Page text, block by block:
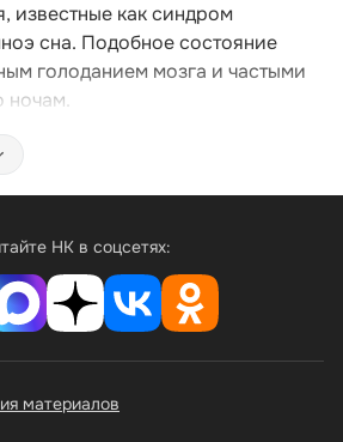
известные как синдром
сна. Подобное состояние
голоданием мозга и частыми
ночам.
НК в соцсетях:
материалов